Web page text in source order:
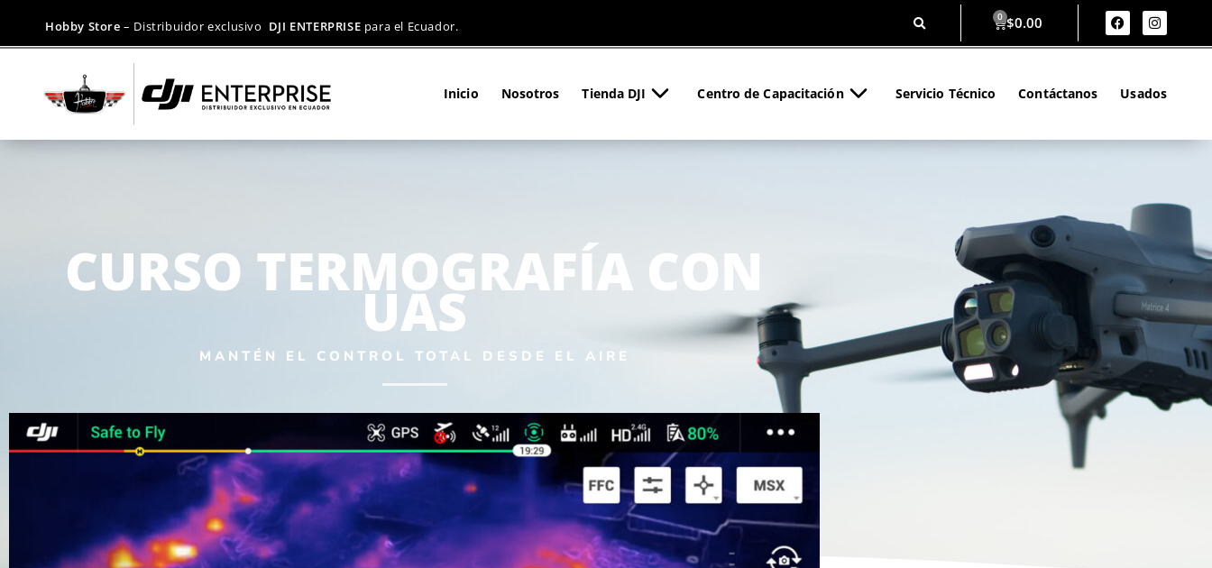
Hobby Store – Distribuidor exclusivo DJI ENTERPRISE para el Ecuador. $0.00
Inicio Nosotros Tienda DJI Centro de Capacitación Servicio Técnico Contáctanos Usados
CURSO TERMOGRAFÍA CON
UAS
MANTÉN EL CONTROL TOTAL DESDE EL AIRE